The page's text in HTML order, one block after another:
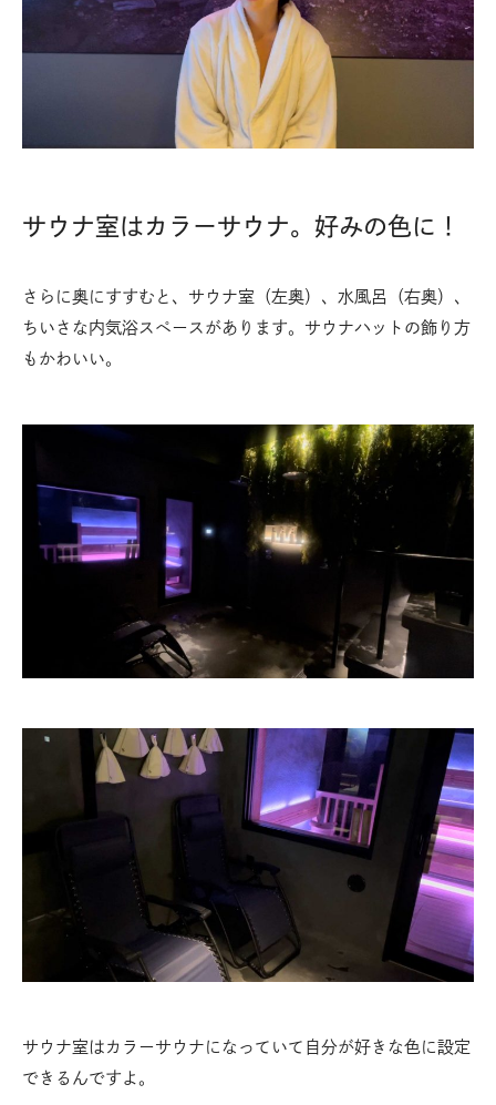
サウナ室はカラーサウナ。好みの色に！
さらに奥にすすむと、サウナ室（左奥）、水風呂（右奥）、
ちいさな内気浴スペースがあります。サウナハットの飾り方
もかわいい。
サウナ室はカラーサウナになっていて自分が好きな色に設定
できるんですよ。